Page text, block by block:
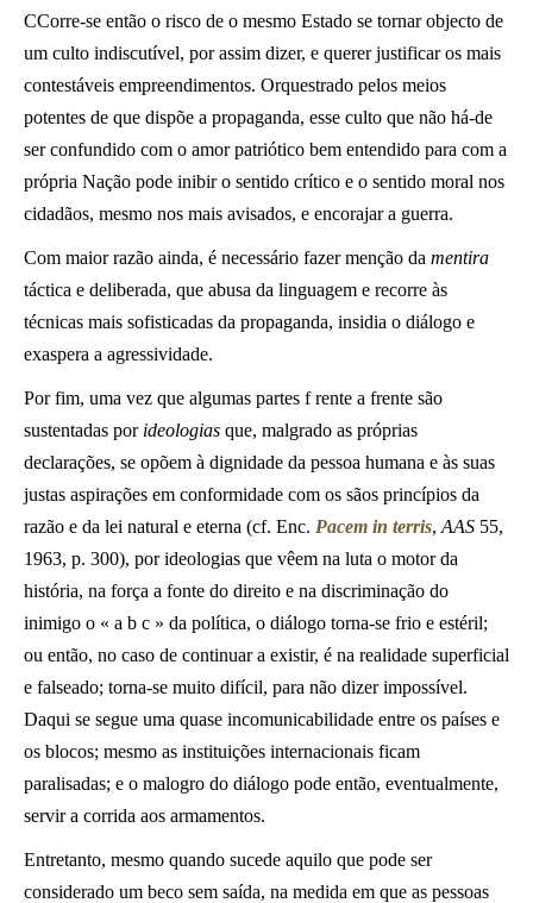
CCorre-se então o risco de o mesmo Estado se tornar objecto de
um culto indiscutível, por assim dizer, e querer justificar os mais
contestáveis empreendimentos. Orquestrado pelos meios
potentes de que dispõe a propaganda, esse culto que não há-de
ser confundido com o amor patriótico bem entendido para com a
própria Nação pode inibir o sentido crítico e o sentido moral nos
cidadãos, mesmo nos mais avisados, e encorajar a guerra.
Com maior razão ainda, é necessário fazer menção da mentira
táctica e deliberada, que abusa da linguagem e recorre às
técnicas mais sofisticadas da propaganda, insidia o diálogo e
exaspera a agressividade.
Por fim, uma vez que algumas partes f rente a frente são
sustentadas por ideologias que, malgrado as próprias
declarações, se opõem à dignidade da pessoa humana e às suas
justas aspirações em conformidade com os sãos princípios da
razão e da lei natural e eterna (cf. Enc. Pacem in terris, AAS 55,
1963, p. 300), por ideologias que vêem na luta o motor da
história, na força a fonte do direito e na discriminação do
inimigo o « a b c » da política, o diálogo torna-se frio e estéril;
ou então, no caso de continuar a existir, é na realidade superficial
e falseado; torna-se muito difícil, para não dizer impossível.
Daqui se segue uma quase incomunicabilidade entre os países e
os blocos; mesmo as instituições internacionais ficam
paralisadas; e o malogro do diálogo pode então, eventualmente,
servir a corrida aos armamentos.
Entretanto, mesmo quando sucede aquilo que pode ser
considerado um beco sem saída, na medida em que as pessoas